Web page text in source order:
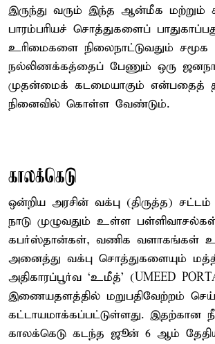
இருந்து வரும் இந்த ஆன்மீக மற்றும்
பாரம்பரியச் சொத்துகளைப்
உரிமைகளை நிலைநாட்டுவதும் சமூக
நல்லிணக்கத்தைப் பேணும் ஒரு
முதன்மைக் கடமையாகும் என்பதைத்
நினைவில் கொள்ள வேண்டும்.
காலக்கெடு
ஒன்றிய அரசின் வக்பு (திருத்த) சட்டம்
நாடு முழுவதும் உள்ள
கபர்ஸ்தான்கள், வணிக வளாகங்கள்
அனைத்து வக்பு சொத்துகளையும்
அதிகாரப்பூர்வ ‘உமீத்’ (UMEED
இணையதளத்தில் மறுபதிவேற்றம்
கட்டாயமாக்கப்பட்டுள்ளது. இதற்கான
காலக்கெடு கடந்த ஜூன் 6 ஆம்